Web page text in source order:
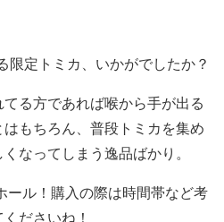
限定トミカ、いかがでしたか？
る方であれば喉から手が出る
もちろん、普段トミカを集め
なってしまう逸品ばかり。
ル！購入の際は時間帯など考
ださいね！